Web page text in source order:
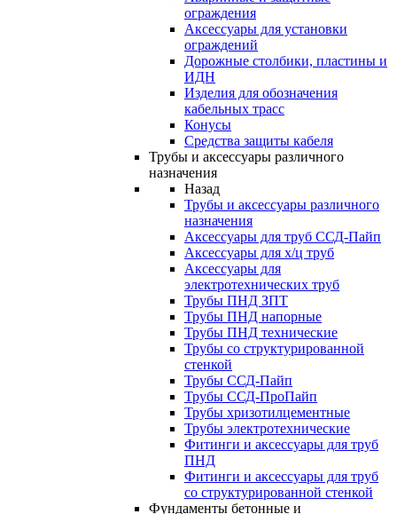
ограждения
Аксессуары для установки
ограждений
Дорожные столбики, пластины и
ИДН
Изделия для обозначения
кабельных трасс
Конусы
Средства защиты кабеля
Трубы и аксессуары различного
назначения
Назад
Трубы и аксессуары различного
назначения
Аксессуары для труб ССД-Пайп
Аксессуары для х/ц труб
Аксессуары для
электротехнических труб
Трубы ПНД ЗПТ
Трубы ПНД напорные
Трубы ПНД технические
Трубы со структурированной
стенкой
Трубы ССД-Пайп
Трубы ССД-ПроПайп
Трубы хризотилцементные
Трубы электротехнические
Фитинги и аксессуары для труб
ПНД
Фитинги и аксессуары для труб
со структурированной стенкой
Фундаменты бетонные и